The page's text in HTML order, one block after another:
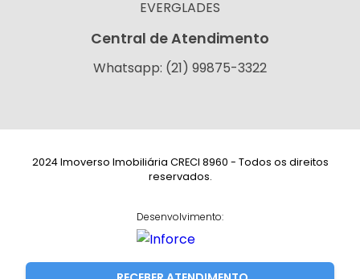
EVERGLADES
Central de Atendimento
Whatsapp: (21) 99875-3322
2024 Imoverso Imobiliária CRECI 8960 - Todos os direitos
reservados.
Desenvolvimento: